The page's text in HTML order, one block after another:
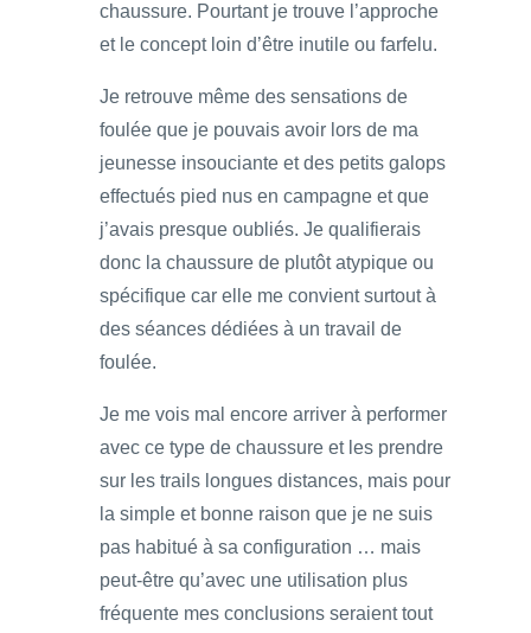
chaussure. Pourtant je trouve l’approche
et le concept loin d’être inutile ou farfelu.
Je retrouve même des sensations de
foulée que je pouvais avoir lors de ma
jeunesse insouciante et des petits galops
effectués pied nus en campagne et que
j’avais presque oubliés. Je qualifierais
donc la chaussure de plutôt atypique ou
spécifique car elle me convient surtout à
des séances dédiées à un travail de
foulée.
Je me vois mal encore arriver à performer
avec ce type de chaussure et les prendre
sur les trails longues distances, mais pour
la simple et bonne raison que je ne suis
pas habitué à sa configuration … mais
peut-être qu’avec une utilisation plus
fréquente mes conclusions seraient tout